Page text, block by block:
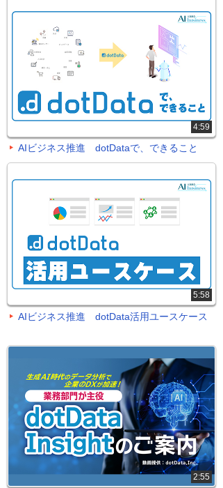
4:59
AIビジネス推進 dotDataで、できること
5:58
AIビジネス推進 dotData活用ユースケース
2:55